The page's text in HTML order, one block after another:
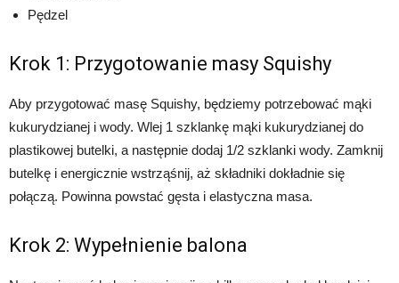
Pędzel
Krok 1: Przygotowanie masy Squishy
Aby przygotować masę Squishy, będziemy potrzebować mąki
kukurydzianej i wody. Wlej 1 szklankę mąki kukurydzianej do
plastikowej butelki, a następnie dodaj 1/2 szklanki wody. Zamknij
butelkę i energicznie wstrząśnij, aż składniki dokładnie się
połączą. Powinna powstać gęsta i elastyczna masa.
Krok 2: Wypełnienie balona